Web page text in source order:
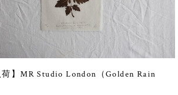
荷】MR Studio London（Golden Rain